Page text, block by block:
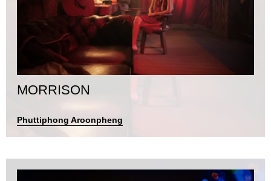
MORRISON
Phuttiphong Aroonpheng